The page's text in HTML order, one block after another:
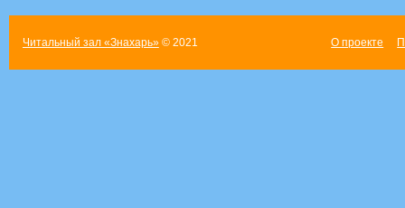
Читальный зал «Знахарь»© 2021 О проекте